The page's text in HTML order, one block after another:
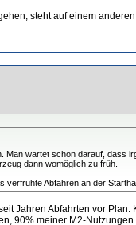
steht auf einem anderen
wartet schon darauf,
dann womöglich zu früh.
Abfahren an der
Jahren Abfahrten vor
90% meiner M2-